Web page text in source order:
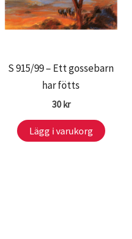
S 915/99 – Ett gossebarn
har fötts
30 kr
Lägg i varukorg